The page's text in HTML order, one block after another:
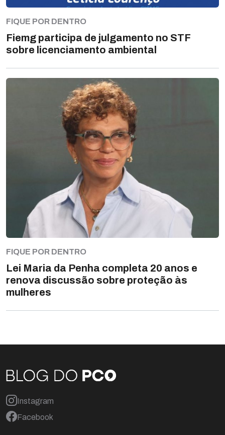
FIQUE POR DENTRO
Fiemg participa de julgamento no STF
sobre licenciamento ambiental
FIQUE POR DENTRO
Lei Maria da Penha completa 20 anos e
renova discussão sobre proteção às
mulheres
Instagram
Facebook